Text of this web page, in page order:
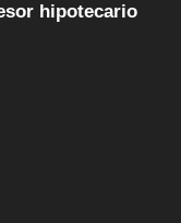
hipotecario